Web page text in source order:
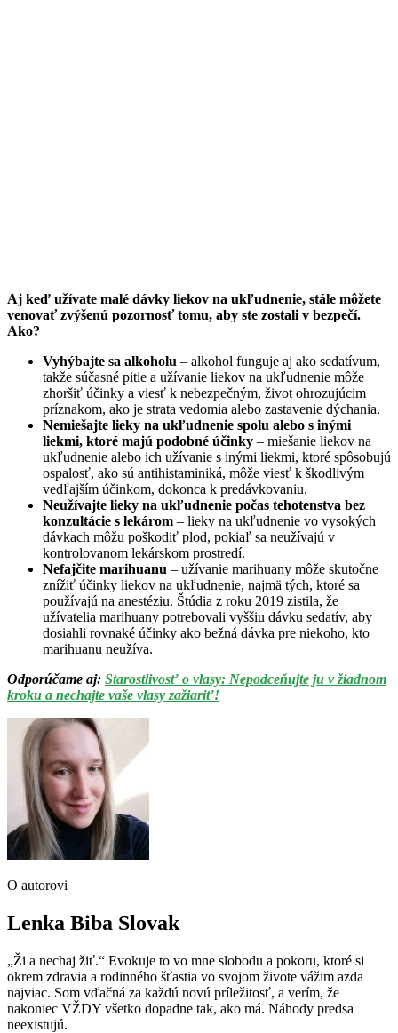
Aj keď užívate malé dávky liekov na ukľudnenie, stále môžete
venovať zvýšenú pozornosť tomu, aby ste zostali v bezpečí.
Ako?
Vyhýbajte sa alkoholu – alkohol funguje aj ako sedatívum,
takže súčasné pitie a užívanie liekov na ukľudnenie môže
zhoršiť účinky a viesť k nebezpečným, život ohrozujúcim
príznakom, ako je strata vedomia alebo zastavenie dýchania.
Nemiešajte lieky na ukľudnenie spolu alebo s inými
liekmi, ktoré majú podobné účinky – miešanie liekov na
ukľudnenie alebo ich užívanie s inými liekmi, ktoré spôsobujú
ospalosť, ako sú antihistaminiká, môže viesť k škodlivým
vedľajším účinkom, dokonca k predávkovaniu.
Neužívajte lieky na ukľudnenie počas tehotenstva bez
konzultácie s lekárom – lieky na ukľudnenie vo vysokých
dávkach môžu poškodiť plod, pokiaľ sa neužívajú v
kontrolovanom lekárskom prostredí.
Nefajčite marihuanu – užívanie marihuany môže skutočne
znížiť účinky liekov na ukľudnenie, najmä tých, ktoré sa
používajú na anestéziu. Štúdia z roku 2019 zistila, že
užívatelia marihuany potrebovali vyššiu dávku sedatív, aby
dosiahli rovnaké účinky ako bežná dávka pre niekoho, kto
marihuanu neužíva.
Odporúčame aj: Starostlivosť o vlasy: Nepodceňujte ju v žiadnom
kroku a nechajte vaše vlasy zažiariť!
O autorovi
Lenka Biba Slovak
„Ži a nechaj žiť.“ Evokuje to vo mne slobodu a pokoru, ktoré si
okrem zdravia a rodinného šťastia vo svojom živote vážim azda
najviac. Som vďačná za každú novú príležitosť, a verím, že
nakoniec VŽDY všetko dopadne tak, ako má. Náhody predsa
neexistujú.